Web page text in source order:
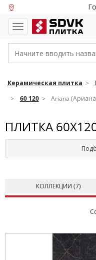
Керамическая плитка
60 120
Ariana
ПЛИТКА
КОЛЛЕКЦИИ (7)